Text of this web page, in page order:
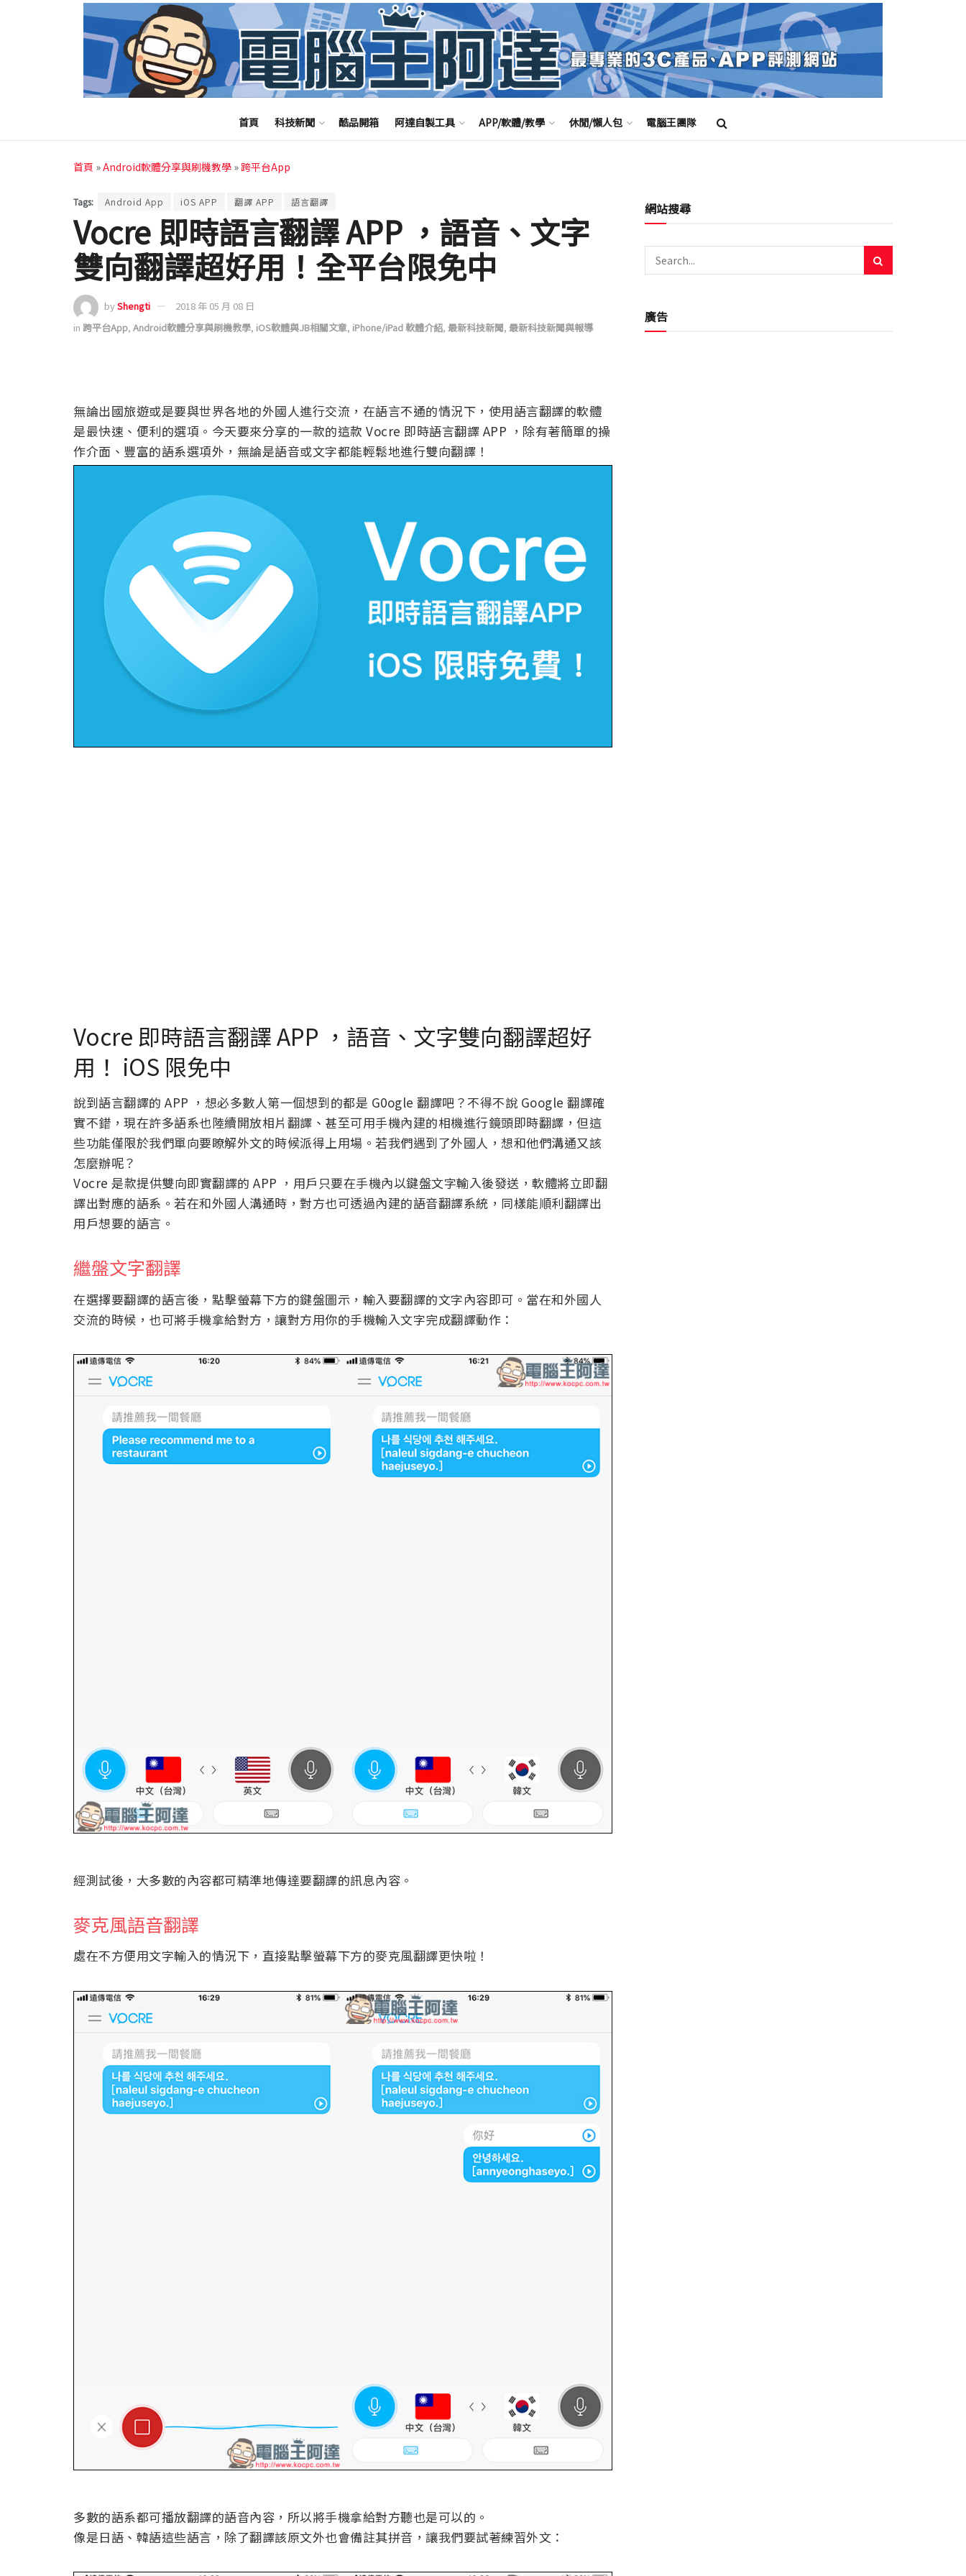
首頁 科技新聞 酷品開箱 阿達自製工具 APP/軟體/教學 休閒/懶人包 電腦王團隊
首頁 »Android軟體分享與刷機教學 »跨平台App
Tags: Android App iOS APP 翻譯 APP 語言翻譯
Vocre 即時語言翻譯 APP ，語音、文字
雙向翻譯超好用！全平台限免中
byShengti
2018 年 05 月 08 日
in 跨平台App, Android軟體分享與刷機教學, iOS軟體與JB相關文章, iPhone/iPad 軟體介紹, 最新科技新聞, 最新科技新聞與報導
無論出國旅遊或是要與世界各地的外國人進行交流，在語言不通的情況下，使用語言翻譯的軟體
是最快速、便利的選項。今天要來分享的一款的這款 Vocre 即時語言翻譯 APP ，除有著簡單的操
作介面、豐富的語系選項外，無論是語音或文字都能輕鬆地進行雙向翻譯！
Vocre 即時語言翻譯 APP ，語音、文字雙向翻譯超好
用！ iOS 限免中
說到語言翻譯的 APP ，想必多數人第一個想到的都是 G0ogle 翻譯吧？不得不說 Google 翻譯確
實不錯，現在許多語系也陸續開放相片翻譯、甚至可用手機內建的相機進行鏡頭即時翻譯，但這
些功能僅限於我們單向要瞭解外文的時候派得上用場。若我們遇到了外國人，想和他們溝通又該
怎麼辦呢？
Vocre 是款提供雙向即實翻譯的 APP ，用戶只要在手機內以鍵盤文字輸入後發送，軟體將立即翻
譯出對應的語系。若在和外國人溝通時，對方也可透過內建的語音翻譯系統，同樣能順利翻譯出
用戶想要的語言。
繼盤文字翻譯
在選擇要翻譯的語言後，點擊螢幕下方的鍵盤圖示，輸入要翻譯的文字內容即可。當在和外國人
交流的時候，也可將手機拿給對方，讓對方用你的手機輸入文字完成翻譯動作：
經測試後，大多數的內容都可精準地傳達要翻譯的訊息內容。
麥克風語音翻譯
處在不方便用文字輸入的情況下，直接點擊螢幕下方的麥克風翻譯更快啦！
多數的語系都可播放翻譯的語音內容，所以將手機拿給對方聽也是可以的。
像是日語、韓語這些語言，除了翻譯該原文外也會備註其拼音，讓我們要試著練習外文：
網站搜尋
廣告